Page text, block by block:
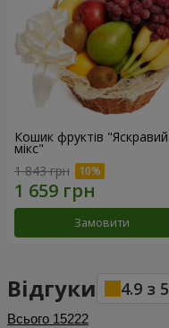
Кошик фруктів "Яскравий
мікс"
1 843 грн
Замовити
Відгуки 4.9 з 5
Всього 15222